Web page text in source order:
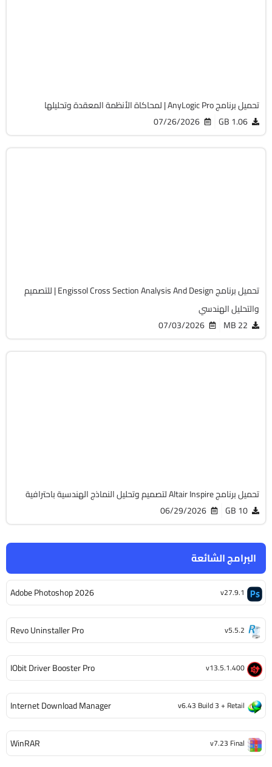
البرامج الشائعة
Adobe Photoshop 2026 v27.9.1
Revo Uninstaller Pro v5.5.2
IObit Driver Booster Pro v13.5.1.400
Internet Download Manager v6.43 Build 3 + Retail
WinRAR v7.23 Final
تحميل برنامج AnyLogic Pro | لمحاكاة الأنظمة المعقدة وتحليلها
1.06 GB
07/26/2026
تحميل برنامج Engissol Cross Section Analysis And Design | للتصميم
والتحليل الهندسي
22 MB
07/03/2026
تحميل برنامج Altair Inspire لتصميم وتحليل النماذج الهندسية باحترافية
10 GB
06/29/2026